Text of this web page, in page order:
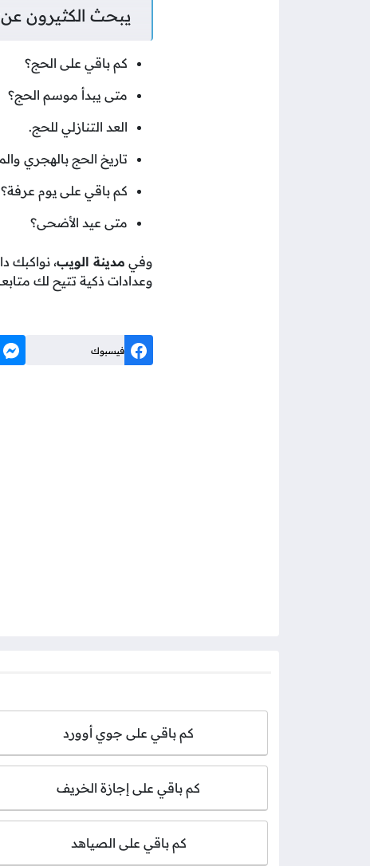
يبحث الكثيرون
كم باقي على الحج؟
متى يبدأ موسم الحج؟
العد التنازلي للحج.
تاريخ الحج بالهجري
كم باقي على يوم عرفة؟
متى عيد الأضحى؟
وفي مدينة الويب، نواكبك
وعدادات ذكية تتيح لك
فيسبوك
كم باقي على جوي أوورد
كم باقي على إجازة الخريف
كم باقي على الصياهد